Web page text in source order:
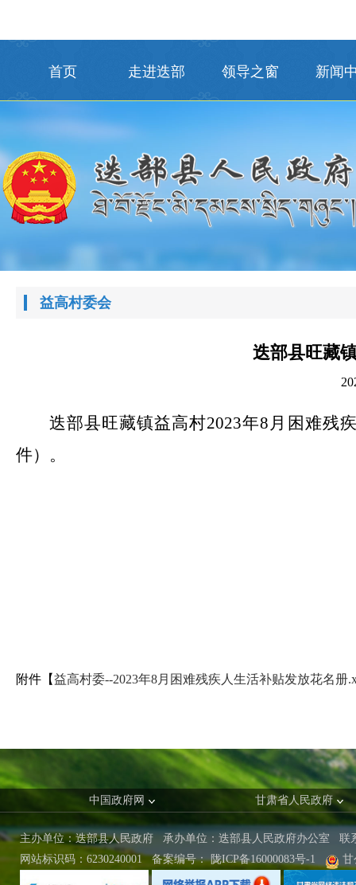
首页 走进迭部 领导之窗 新闻
益高村委会
迭部县旺藏
迭部县旺藏镇益高村2023年8月困难残
件）。
附件【益高村委--2023年8月困难残疾人生活补贴发放花名册
中国政府网 甘肃省人民政府
主办单位：迭部县人民政府 承办单位：迭部县人民政府办公室 联
网站标识码：6230240001
备案编号： 陇ICP备16000083号-1 甘